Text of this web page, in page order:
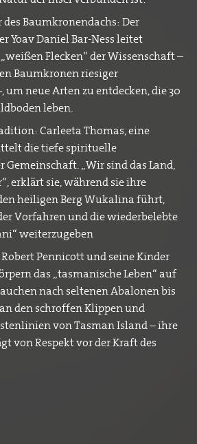
Baumkronendachs: Der
Yoav Daniel Bar-Ness leitet
Flecken“ der Wissenschaft –
Baumkronen riesiger
um neue Arten zu entdecken, die 30
leben.
Carleeta Thomas, eine
die tiefe spirituelle
„Wir sind das Land,
erklärt sie, während sie ihre
heiligen Berg Wukalina führt,
Vorfahren und die wiederbelebte
weiterzugeben
Pennicott und seine Kinder
das „tasmanische Leben“ auf
nach seltenen Abalonen bis
den schroffen Klippen und
von Tasman Island – ihre
von Respekt vor der Kraft des